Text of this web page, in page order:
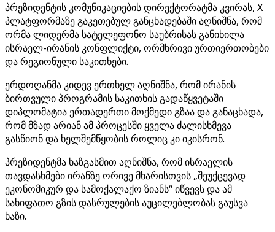
პრეზიდენტის კომუნიკაციების დირექტორატმა კვირას, X
პლატფორმაზე გაკეთებულ განცხადებაში აღნიშნა, რომ
ორმა ლიდერმა სატელეფონო საუბრისას განიხილა
ისრაელ-ირანის კონფლიქტი, ორმხრივი ურთიერთობები
და რეგიონული საკითხები.
ერდოღანმა კიდევ ერთხელ აღნიშნა, რომ ირანის
ბირთვული პროგრამის საკითხის გადაწყვეტაში
დიპლომატია ერთადერთი მოქმედი გზაა და განაცხადა,
რომ მზად არიან ამ პროცესში ყველა ძალისხმევა
გასწიონ და ხელშემწყობის როლიც კი იკისრონ.
პრეზიდენტმა ხაზგასმით აღნიშნა, რომ ისრაელის
თავდასხმები ირანზე ორივე მხარისთვის „შეუქცევად
ეკონომიკურ და სამოქალაქო ზიანს“ იწვევს და ამ
სახიფათო გზის დასრულების აუცილებლობას გაუსვა
ხაზი.